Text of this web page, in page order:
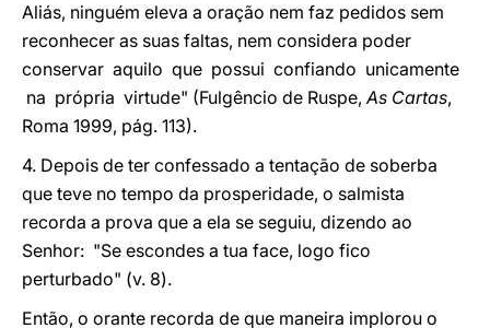
Aliás, ninguém eleva a oração nem faz pedidos sem
reconhecer as suas faltas, nem considera poder
conservar aquilo que possui confiando unicamente
na própria virtude" (Fulgêncio de Ruspe,As Cartas,
Roma 1999, pág. 113).
4. Depois de ter confessado a tentação de soberba
que teve no tempo da prosperidade, o salmista
recorda a prova que a ela se seguiu, dizendo ao
Senhor: "Se escondes a tua face, logo fico
perturbado" (v. 8).
Então, o orante recorda de que maneira implorou o